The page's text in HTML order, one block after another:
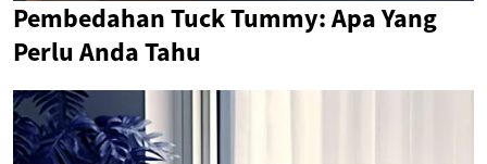
Pembedahan Tuck Tummy: Apa Yang
Perlu Anda Tahu